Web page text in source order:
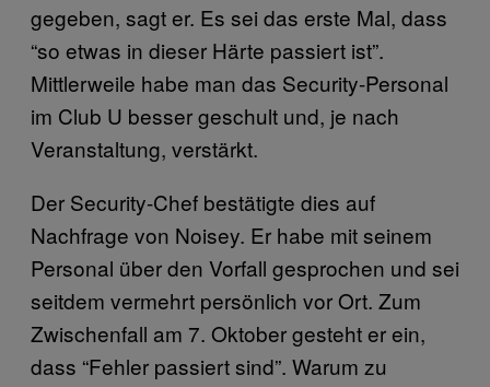
gegeben, sagt er. Es sei das erste Mal, dass
“so etwas in dieser Härte passiert ist”.
Mittlerweile habe man das Security-Personal
im Club U besser geschult und, je nach
Veranstaltung, verstärkt.
Der Security-Chef bestätigte dies auf
Nachfrage von Noisey. Er habe mit seinem
Personal über den Vorfall gesprochen und sei
seitdem vermehrt persönlich vor Ort. Zum
Zwischenfall am 7. Oktober gesteht er ein,
dass “Fehler passiert sind”. Warum zu